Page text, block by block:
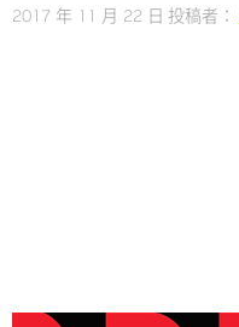
2017 年 11 月 22 日 投稿者：